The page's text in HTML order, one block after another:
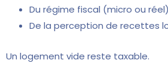
Du régime fiscal (micro ou
De la perception de recettes
Un logement vide reste taxable.